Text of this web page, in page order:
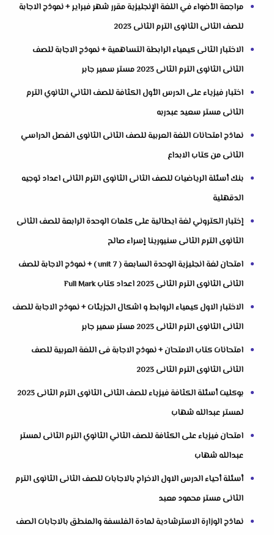
مراجعة الأضواء في اللغة الإنجليزية مقرر شهر فبراير + نموذج الاجابة
للصف الثانى الثانوى الترم الثانى 2023
الاختبار الثانى كيمياء الرابطة التساهمية + نموذج الاجابة للصف
الثانى الثانوى الترم الثانى 2023 مستر سمير جابر
اختبار فيزياء على الدرس الأول الكثافة للصف الثاني الثانوي الترم
الثانى مستر سعيد عبدربه
نماذج امتحانات اللغة العربية للصف الثانى الثانوى الفصل الدراسي
الثانى من كتاب الابداع
بنك أسئلة الرياضيات للصف الثانى الثانوى الترم الثانى اعداد توجيه
الدقهلية
إختبار الكتروني لغة ايطالية على كلمات الوحدة الرابعة للصف الثانى
الثانوى الترم الثانى سنيورينا إسراء صالح
امتحان لغة انجليزية الوحدة السابعة ( unit 7 ) + نموذج الاجابة للصف
الثانى الثانوى الترم الثانى 2023 اعداد كتاب Full Mark
الاختبار الاول كيمياء الروابط و اشكال الجزيئات + نموذج الاجابة للصف
الثانى الثانوى الترم الثانى 2023 مستر سمير جابر
امتحانات كتاب الامتحان + نموذج الاجابة فى اللغة العربية للصف
الثانى الثانوى الترم الثانى 2023
بوكليت أسئلة الكثافة فيزياء للصف الثانى الثانوى الترم الثانى 2023
لمستر عبدالله شهاب
امتحان فيزياء على الكثافة للصف الثاني الثانوي الترم الثانى لمستر
عبدالله شهاب
أسئلة أحياء الدرس الاول الاخراج بالاجابات للصف الثانى الثانوى الترم
الثانى مستر محمود معبد
نماذج الوزارة الاسترشادية لمادة الفلسفة والمنطق بالاجابات الصف